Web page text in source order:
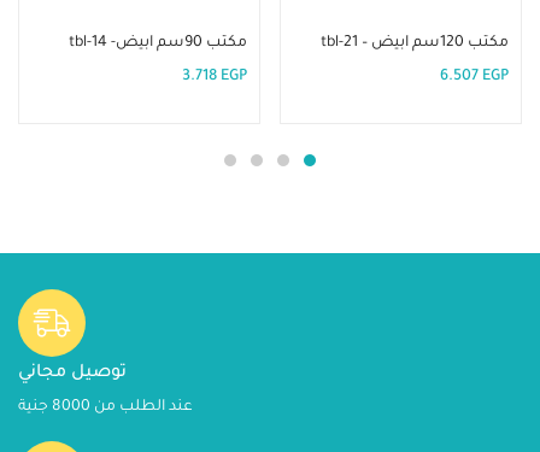
مكتب 120سم ابيض – tbl-21
6.507 EGP
مكتب 90سم ابيض- tbl-14
3.718 EGP
توصيل مجاني
عند الطلب من 8000 جنية